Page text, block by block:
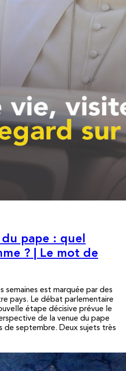
pape : quel
? | Le mot de
semaines est marquée par des
pays. Le débat parlementaire
étape décisive prévue le
de la venue du pape
de septembre. Deux sujets très